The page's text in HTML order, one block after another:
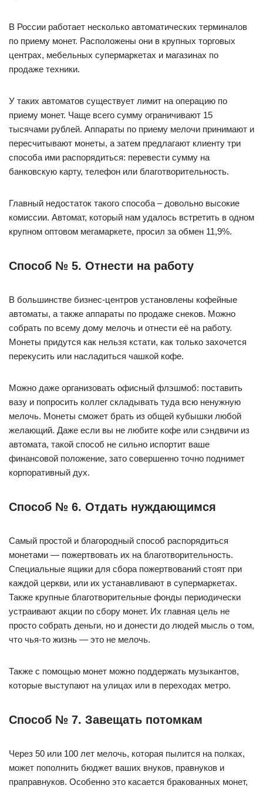
В России работает несколько автоматических терминалов
по приему монет. Расположены они в крупных торговых
центрах, мебельных супермаркетах и магазинах по
продаже техники.
У таких автоматов существует лимит на операцию по
приему монет. Чаще всего сумму ограничивают 15
тысячами рублей. Аппараты по приему мелочи принимают и
пересчитывают монеты, а затем предлагают клиенту три
способа ими распорядиться: перевести сумму на
банковскую карту, телефон или благотворительность.
Главный недостаток такого способа – довольно высокие
комиссии. Автомат, который нам удалось встретить в одном
крупном оптовом мегамаркете, просил за обмен 11,9%.
Способ № 5. Отнести на работу
В большинстве бизнес-центров установлены кофейные
автоматы, а также аппараты по продаже снеков. Можно
собрать по всему дому мелочь и отнести её на работу.
Монеты придутся как нельзя кстати, как только захочется
перекусить или насладиться чашкой кофе.
Можно даже организовать офисный флэшмоб: поставить
вазу и попросить коллег складывать туда всю ненужную
мелочь. Монеты сможет брать из общей кубышки любой
желающий. Даже если вы не любите кофе или сэндвичи из
автомата, такой способ не сильно испортит ваше
финансовой положение, зато совершенно точно поднимет
корпоративный дух.
Способ № 6. Отдать нуждающимся
Самый простой и благородный способ распорядиться
монетами — пожертвовать их на благотворительность.
Специальные ящики для сбора пожертвований стоят при
каждой церкви, или их устанавливают в супермаркетах.
Также крупные благотворительные фонды периодически
устраивают акции по сбору монет. Их главная цель не
просто собрать деньги, но и донести до людей мысль о том,
что чья-то жизнь — это не мелочь.
Также с помощью монет можно поддержать музыкантов,
которые выступают на улицах или в переходах метро.
Способ № 7. Завещать потомкам
Через 50 или 100 лет мелочь, которая пылится на полках,
может пополнить бюджет ваших внуков, правнуков и
праправнуков. Особенно это касается бракованных монет,